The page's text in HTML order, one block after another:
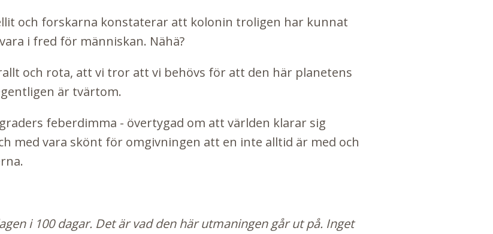
och forskarna konstaterar att kolonin troligen har kunnat
i fred för människan. Nähä?
och rota, att vi tror att vi behövs för att den här planetens
är tvärtom.
feberdimma - övertygad om att världen klarar sig
med vara skönt för omgivningen att en inte alltid är med och
i 100 dagar. Det är vad den här utmaningen går ut på. Inget